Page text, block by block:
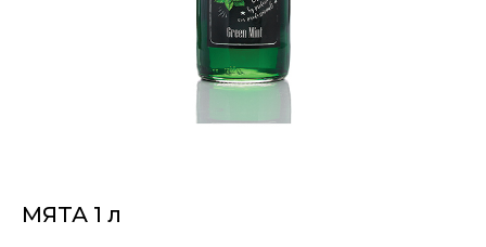
МЯТА 1 л